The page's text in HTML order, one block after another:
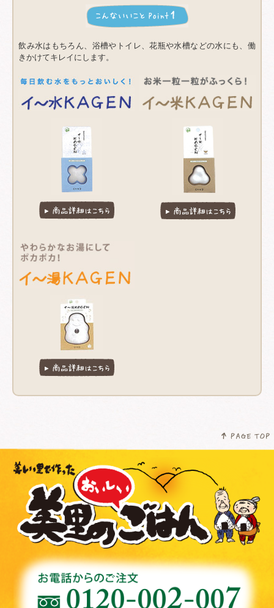
飲み水はもちろん、浴槽やトイレ、花瓶や水槽などの水にも、働
きかけてキレイにします。